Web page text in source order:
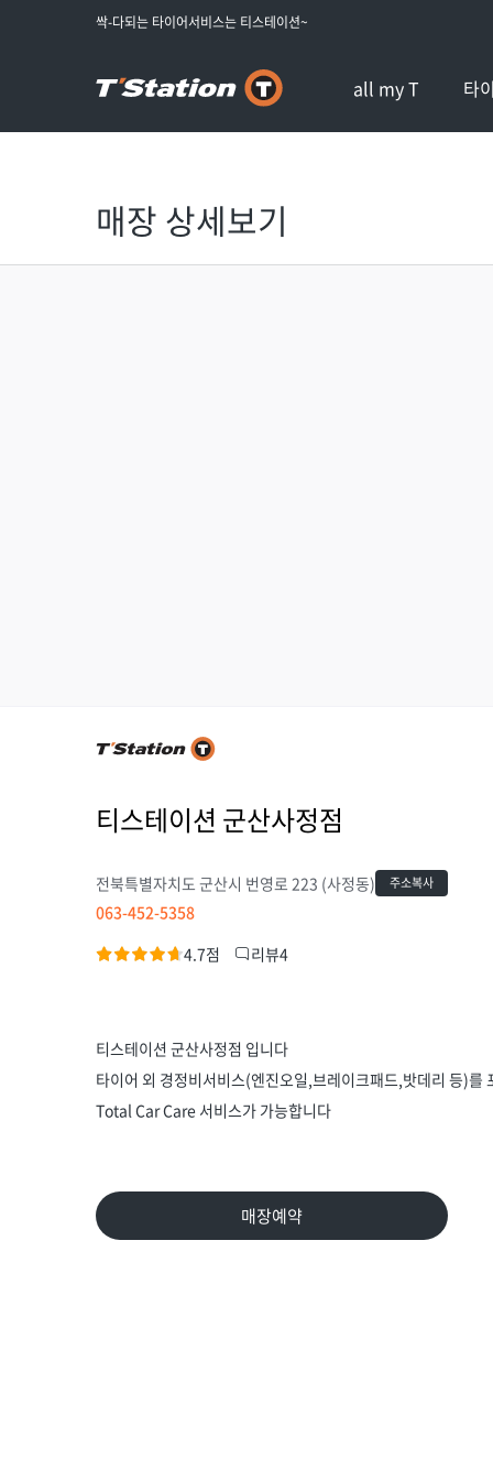
싹-다되는 타이어서비스는 티스테이션~
all my T 타
매장 상세보기
티스테이션 군산사정점
전북특별자치도 군산시 번영로 223 (사정동) 주소복사
063-452-5358
4.7점
리뷰4
티스테이션 군산사정점 입니다
타이어 외 경정비서비스(엔진오일,브레이크패드,밧데리 등)를
Total Car Care 서비스가 가능합니다
매장예약